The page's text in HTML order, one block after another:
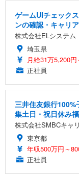
ゲームUIチェック
ンの確認・キャリ
株式会社ELシステム
埼玉県
月給31万5,200
正社員
三井住友銀行100%
集土日・祝日休み
株式会社SMBCキャ
東京都
年収500万円～
正社員